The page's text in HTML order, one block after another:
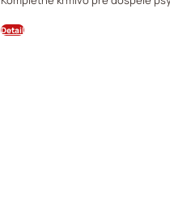
Detail